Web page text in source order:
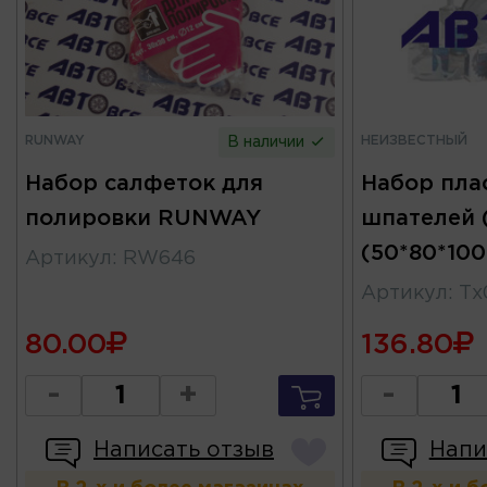
RUNWAY В наличии
Набор салфеток для
полировки RUNWAY
Артикул : RW646
80.00
- +
Написать отзыв
НЕИЗВЕСТНЫЙ
Набор
шпателей
Артикул :
136.80
-